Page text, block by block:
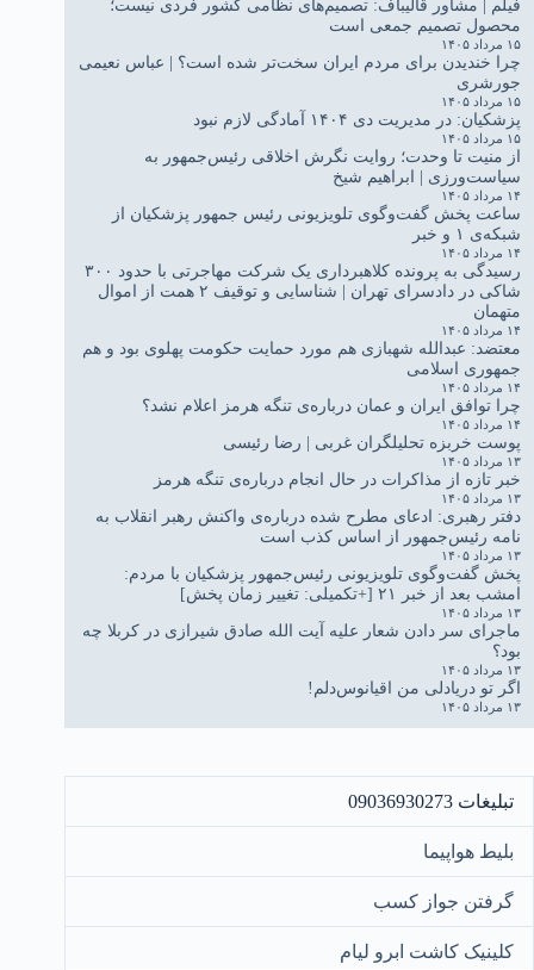
فیلم | مشاور قالیباف: تصمیم‌های نظامی کشور فردی نیست؛
محصول تصمیم جمعی است
۱۵ مرداد ۱۴۰۵
چرا خندیدن برای مردم ایران سخت‌تر شده است؟ | عباس نعیمی
جورشری
۱۵ مرداد ۱۴۰۵
پزشکیان: در مدیریت دی ۱۴۰۴ آمادگی لازم نبود
۱۵ مرداد ۱۴۰۵
از منیت تا وحدت؛ روایت نگرش اخلاقی رئیس‌جمهور به
سیاست‌ورزی | ابراهیم شیخ
۱۴ مرداد ۱۴۰۵
ساعت پخش گفت‌وگوی تلویزیونی رئیس جمهور پزشکیان از
شبکه‌ی ۱ و خبر
۱۴ مرداد ۱۴۰۵
رسیدگی به پرونده کلاهبرداری یک شرکت مهاجرتی با حدود ۳۰۰
شاکی در دادسرای تهران | شناسایی و توقیف ۲ همت از اموال
متهمان
۱۴ مرداد ۱۴۰۵
معتضد: عبدالله شهبازی هم مورد حمایت حکومت پهلوی بود و هم
جمهوری اسلامی
۱۴ مرداد ۱۴۰۵
چرا توافق ایران و عمان درباره‌ی تنگه هرمز اعلام نشد؟
۱۴ مرداد ۱۴۰۵
پوست خربزه تحلیلگران غربی | رضا رئیسی
۱۳ مرداد ۱۴۰۵
خبر تازه از مذاکرات در حال انجام درباره‌ی تنگه هرمز
۱۳ مرداد ۱۴۰۵
دفتر رهبری: ادعای مطرح شده درباره‌ی واکنش رهبر انقلاب به
نامه رئیس‌جمهور از اساس کذب است
۱۳ مرداد ۱۴۰۵
پخش گفت‌وگوی تلویزیونی رئیس‌جمهور پزشکیان با مردم:
امشب بعد از خبر ۲۱ [+تکمیلی: تغییر زمان پخش]
۱۳ مرداد ۱۴۰۵
ماجرای سر دادن شعار علیه آیت الله صادق شیرازی در کربلا چه
بود؟
۱۳ مرداد ۱۴۰۵
اگر تو دریادلی من اقیانوس‌دلم!
۱۳ مرداد ۱۴۰۵
تبلیغات 09036930273
بلیط هواپیما
گرفتن جواز کسب
کلینیک کاشت ابرو لیام